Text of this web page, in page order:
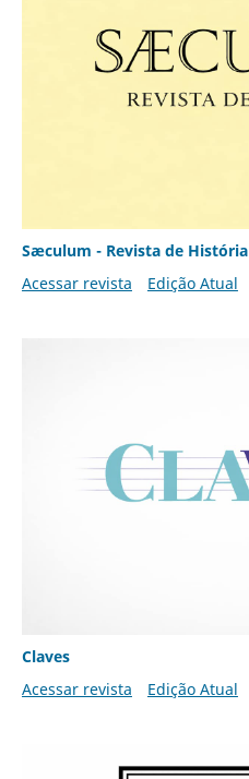
Sæculum - Revista de História
Acessar revista
Edição Atual
Claves
Acessar revista
Edição Atual